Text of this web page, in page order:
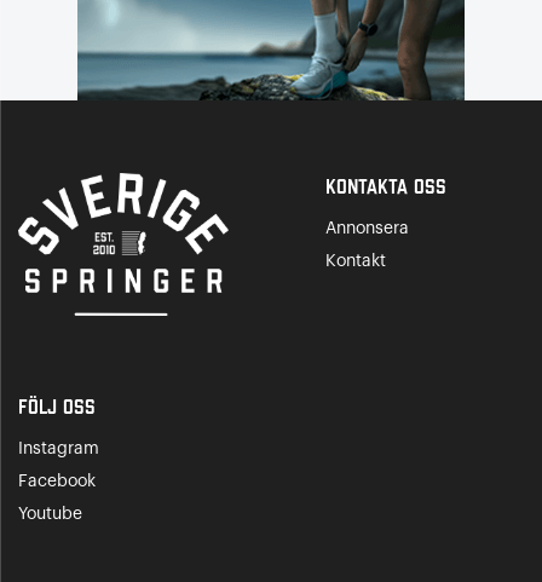
Kontakta Oss
Annonsera
Kontakt
Följ oss
Instagram
Facebook
Youtube